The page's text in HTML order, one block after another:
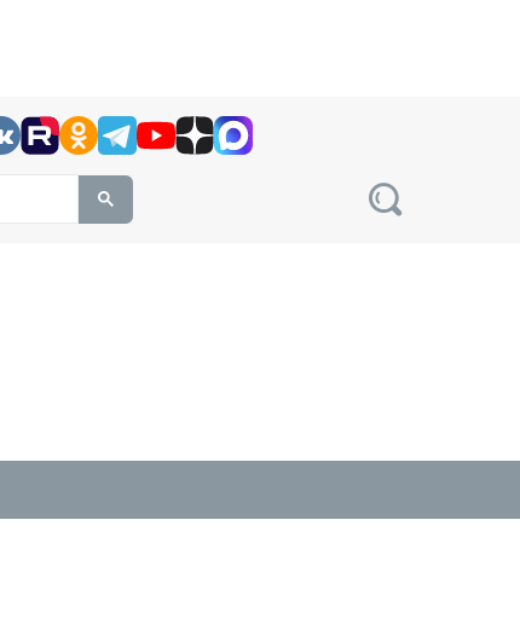
this site, enter a search term